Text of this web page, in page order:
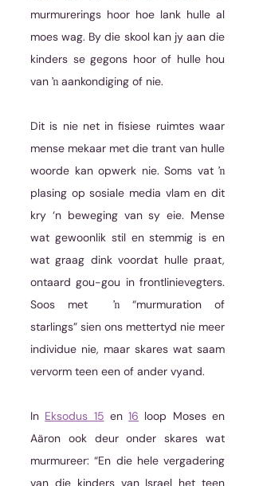
murmurerings hoor hoe lank hulle al
moes wag. By die skool kan jy aan die
kinders se gegons hoor of hulle hou
van ŉ aankondiging of nie.
Dit is nie net in fisiese ruimtes waar
mense mekaar met die trant van hulle
woorde kan opwerk nie. Soms vat ŉ
plasing op sosiale media vlam en dit
kry ‘n beweging van sy eie. Mense
wat gewoonlik stil en stemmig is en
wat graag dink voordat hulle praat,
ontaard gou-gou in frontlinievegters.
Soos met  ŉ “murmuration of
starlings” sien ons mettertyd nie meer
individue nie, maar skares wat saam
vervorm teen een of ander vyand.
In Eksodus 15 en 16 loop Moses en
Aäron ook deur onder skares wat
murmureer: “En die hele vergadering
van die kinders van Israel het teen